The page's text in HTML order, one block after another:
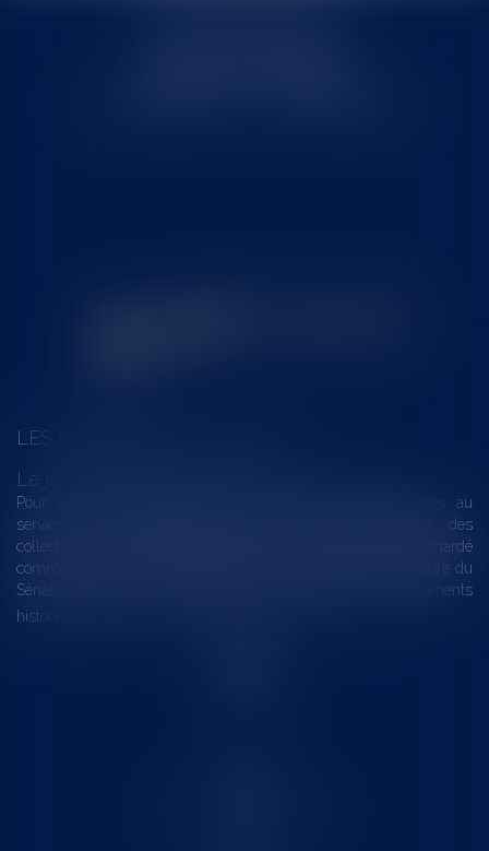
LES DERNIÈRES ACTUALITÉS
Le joug léger des monuments historiques
Pour une gestion patrimoniale des monuments historiques au
service du développement économique et touristique des
collectivités Le monument historique a longtemps été regardé
comme une charge. Le rapport que la commission de la culture du
Sénat a consacré, en juillet 2026, à la gestion des monuments
historiques invite à y voir aussi une ressour...